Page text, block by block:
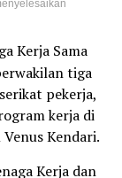
Kerja Sama
tiga
pekerja,
kerja di
Kendari.
Kerja dan